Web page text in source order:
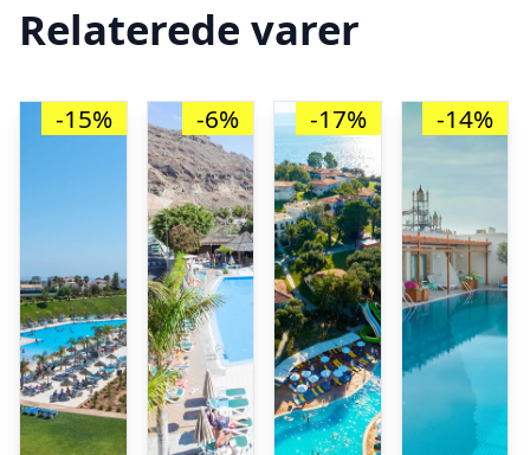
Relaterede varer
-15% -6% -17% -14%